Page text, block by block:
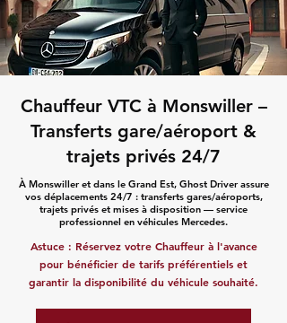
Chauffeur VTC à Monswiller –
Transferts gare/aéroport &
trajets privés 24/7
À Monswiller et dans le Grand Est, Ghost Driver assure
vos déplacements 24/7 : transferts gares/aéroports,
trajets privés et mises à disposition — service
professionnel en véhicules Mercedes.
Astuce : Réservez votre Chauffeur à l'avance
pour bénéficier de tarifs préférentiels et
garantir la disponibilité du véhicule souhaité.